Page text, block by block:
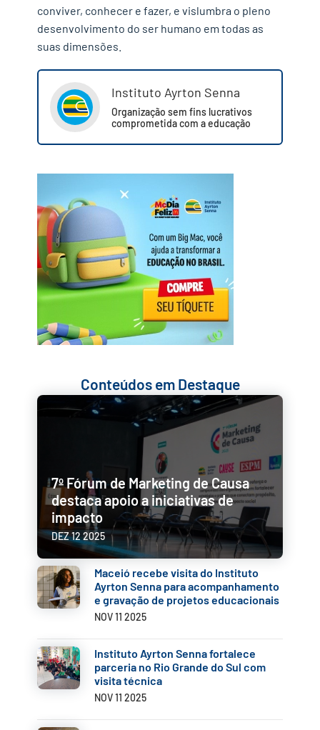
conviver, conhecer e fazer, e vislumbra o pleno
desenvolvimento do ser humano em todas as
suas dimensões.
Instituto Ayrton Senna
Organização sem fins lucrativos
comprometida com a educação
Conteúdos em Destaque
7º Fórum de Marketing de Causa
destaca apoio a iniciativas de
impacto
DEZ 12 2025
Maceió recebe visita do Instituto
Ayrton Senna para acompanhamento
e gravação de projetos educacionais
NOV 11 2025
Instituto Ayrton Senna fortalece
parceria no Rio Grande do Sul com
visita técnica
NOV 11 2025